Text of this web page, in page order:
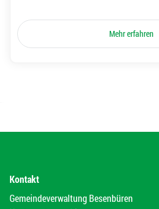
Mehr erfahren
Kontakt
Gemeindeverwaltung Besenbüren